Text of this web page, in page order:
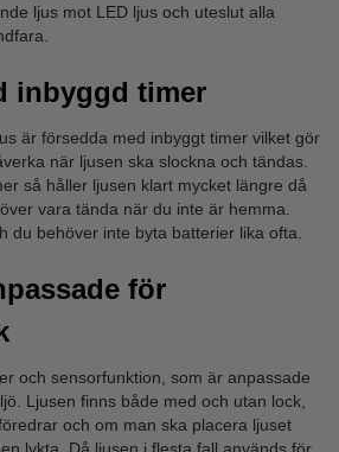
ljus mot LED ljus och uteslut alla
inbyggd timer
är försedda med inbyggt timer vilket gör
när ljusen ska slockna och tändas.
så håller ljusen klart mycket längre då
vara tända när du inte är hemma.
du behöver inte byta batterier lika ofta.
för
och sensorfunktion, som är anpassade
Ljusen finns både med och utan lock,
och om man ska placera ljuset